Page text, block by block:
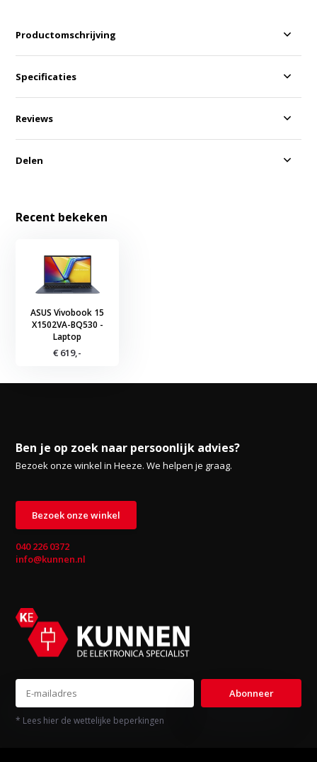
Productomschrijving
Specificaties
Reviews
Delen
Recent bekeken
ASUS Vivobook 15
X1502VA-BQ530 -
Laptop
€ 619,-
Ben je op zoek naar persoonlijk advies?
Bezoek onze winkel in Heeze. We helpen je graag.
Bezoek onze winkel
040 226 0372
info@kunnen.nl
Abonneer
* Lees hier de wettelijke beperkingen